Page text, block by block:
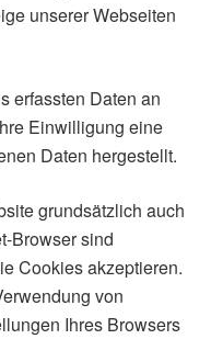
unserer Webseiten
erfassten Daten an
Einwilligung eine
Daten hergestellt.
grundsätzlich auch
Browser sind
Cookies akzeptieren.
von
Ihres Browsers